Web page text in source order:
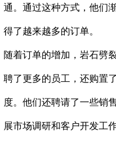
通。通过这种方式，他们
得了越来越多的订单。
随着订单的增加，岩石劈
聘了更多的员工，还购置
度。他们还聘请了一些销
展市场调研和客户开发工